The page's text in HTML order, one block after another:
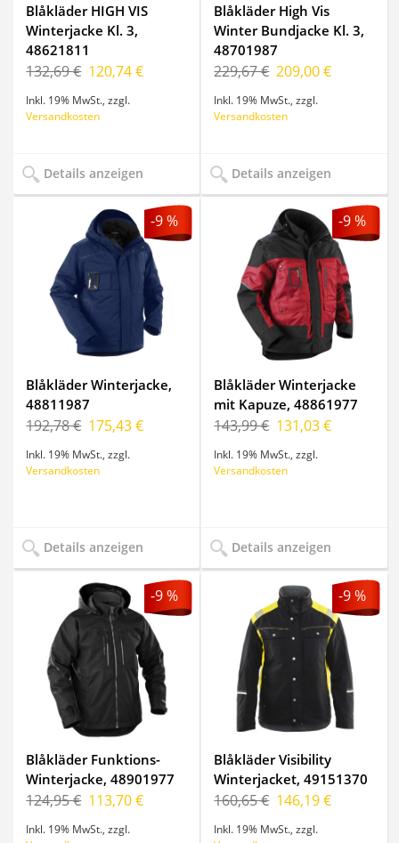
Blåkläder HIGH VIS
Winterjacke Kl. 3,
48621811
132,69 € 120,74 €
Inkl. 19% MwSt. ,zzgl.
Versandkosten
Details anzeigen
Blåkläder High Vis
Winter Bundjacke Kl. 3,
48701987
229,67 € 209,00 €
Inkl. 19% MwSt. ,zzgl.
Versandkosten
Details anzeigen
-9 %
Blåkläder Winterjacke,
48811987
192,78 € 175,43 €
Inkl. 19% MwSt. ,zzgl.
Versandkosten
Details anzeigen
-9 %
Blåkläder Winterjacke
mit Kapuze, 48861977
143,99 € 131,03 €
Inkl. 19% MwSt. ,zzgl.
Versandkosten
Details anzeigen
-9 %
Blåkläder Funktions-
Winterjacke, 48901977
124,95 € 113,70 €
Inkl. 19% MwSt. ,zzgl.
-9 %
Blåkläder Visibility
Winterjacket, 49151370
160,65 € 146,19 €
Inkl. 19% MwSt. ,zzgl.